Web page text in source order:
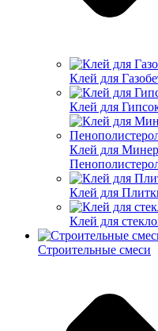
Клей для
Клей для
Клей для
Клей для
Клей для
Строительные смеси